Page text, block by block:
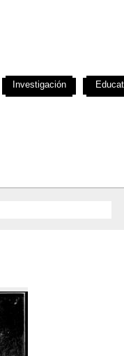
Investigación